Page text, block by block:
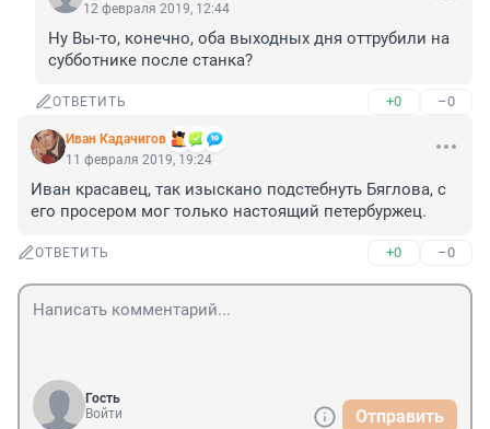
12 февраля 2019, 12:44
Ну Вы-то, конечно, оба выходных дня оттрубили на
субботнике после станка?
ОТВЕТИТЬ +0 –0
Иван Кадачигов
11 февраля 2019, 19:24
Иван красавец, так изыскано подстебнуть Бяглова, с
его просером мог только настоящий петербуржец.
ОТВЕТИТЬ +0 –0
Гость
Войти
Отправить